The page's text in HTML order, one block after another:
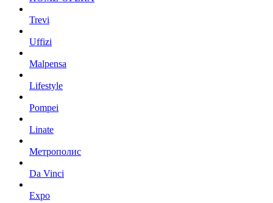
Trevi
Uffizi
Malpensa
Lifestyle
Pompei
Linate
Метрополис
Da Vinci
Expo